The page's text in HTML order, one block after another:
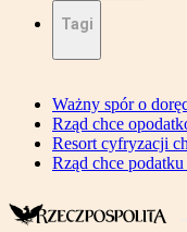
Tagi
Ważny spór o
Rząd chce
Resort cyfryzacji
Rząd chce